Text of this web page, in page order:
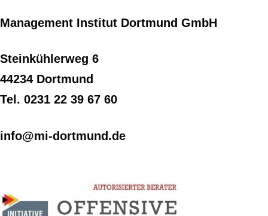
Management Institut Dortmund GmbH
Steinkühlerweg 6
44234 Dortmund
Tel. 0231 22 39 67 60
info@mi-dortmund.de